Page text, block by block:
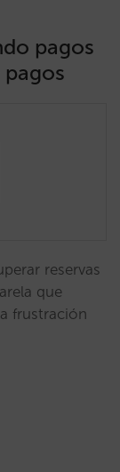
pagos
reservas
que
frustración